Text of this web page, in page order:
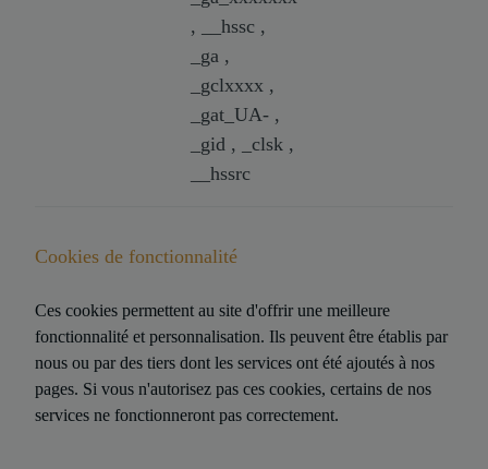
, __hssc ,
_ga ,
_gclxxxx ,
_gat_UA- ,
_gid , _clsk ,
__hssrc
Cookies de fonctionnalité
Ces cookies permettent au site d'offrir une meilleure
fonctionnalité et personnalisation. Ils peuvent être établis par
nous ou par des tiers dont les services ont été ajoutés à nos
pages. Si vous n'autorisez pas ces cookies, certains de nos
services ne fonctionneront pas correctement.